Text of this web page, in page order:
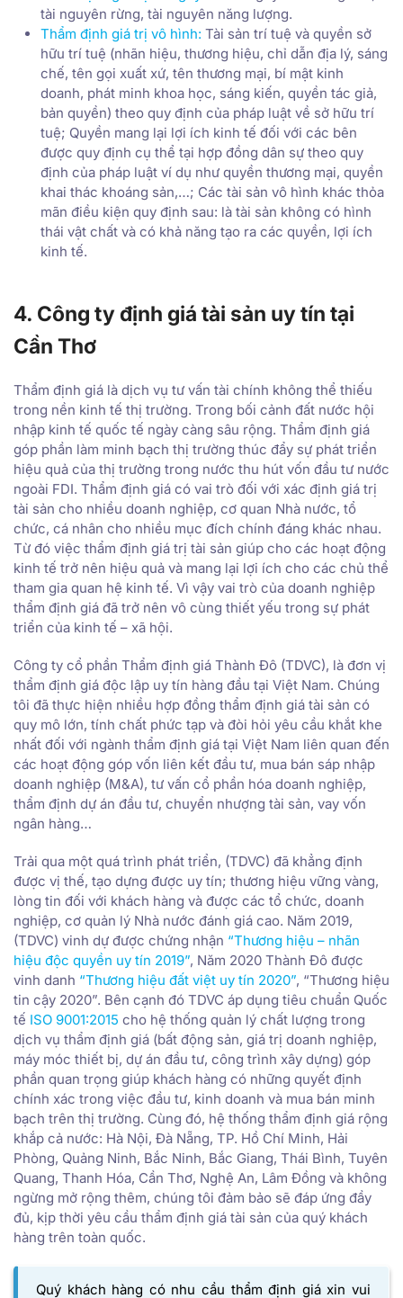
tài nguyên rừng, tài nguyên năng lượng.
Thẩm định giá trị vô hình: Tài sản trí tuệ và quyền sở
hữu trí tuệ (nhãn hiệu, thương hiệu, chỉ dẫn địa lý, sáng
chế, tên gọi xuất xứ, tên thương mại, bí mật kinh
doanh, phát minh khoa học, sáng kiến, quyền tác giả,
bản quyền) theo quy định của pháp luật về sở hữu trí
tuệ; Quyền mang lại lợi ích kinh tế đối với các bên
được quy định cụ thể tại hợp đồng dân sự theo quy
định của pháp luật ví dụ như quyền thương mại, quyền
khai thác khoáng sản,…; Các tài sản vô hình khác thỏa
mãn điều kiện quy định sau: là tài sản không có hình
thái vật chất và có khả năng tạo ra các quyền, lợi ích
kinh tế.
4. Công ty định giá tài sản uy tín tại
Cần Thơ
Thẩm định giá là dịch vụ tư vấn tài chính không thể thiếu
trong nền kinh tế thị trường. Trong bối cảnh đất nước hội
nhập kinh tế quốc tế ngày càng sâu rộng. Thẩm định giá
góp phần làm minh bạch thị trường thúc đẩy sự phát triển
hiệu quả của thị trường trong nước thu hút vốn đầu tư nước
ngoài FDI. Thẩm định giá có vai trò đối với xác định giá trị
tài sản cho nhiều doanh nghiệp, cơ quan Nhà nước, tổ
chức, cá nhân cho nhiều mục đích chính đáng khác nhau.
Từ đó việc thẩm định giá trị tài sản giúp cho các hoạt động
kinh tế trở nên hiệu quả và mang lại lợi ích cho các chủ thể
tham gia quan hệ kinh tế. Vì vậy vai trò của doanh nghiệp
thẩm định giá đã trở nên vô cùng thiết yếu trong sự phát
triển của kinh tế – xã hội.
Công ty cổ phần Thẩm định giá Thành Đô (TDVC), là đơn vị
thẩm định giá độc lập uy tín hàng đầu tại Việt Nam. Chúng
tôi đã thực hiện nhiều hợp đồng thẩm định giá tài sản có
quy mô lớn, tính chất phức tạp và đòi hỏi yêu cầu khắt khe
nhất đối với ngành thẩm định giá tại Việt Nam liên quan đến
các hoạt động góp vốn liên kết đầu tư, mua bán sáp nhập
doanh nghiệp (M&A), tư vấn cổ phần hóa doanh nghiệp,
thẩm định dự án đầu tư, chuyển nhượng tài sản, vay vốn
ngân hàng…
Trải qua một quá trình phát triển, (TDVC) đã khẳng định
được vị thế, tạo dựng được uy tín; thương hiệu vững vàng,
lòng tin đối với khách hàng và được các tổ chức, doanh
nghiệp, cơ quản lý Nhà nước đánh giá cao. Năm 2019,
(TDVC) vinh dự được chứng nhận “Thương hiệu – nhãn
hiệu độc quyền uy tín 2019”, Năm 2020 Thành Đô được
vinh danh “Thương hiệu đất việt uy tín 2020”, “Thương hiệu
tin cậy 2020”. Bên cạnh đó TDVC áp dụng tiêu chuẩn Quốc
tế ISO 9001:2015 cho hệ thống quản lý chất lượng trong
dịch vụ thẩm định giá (bất động sản, giá trị doanh nghiệp,
máy móc thiết bị, dự án đầu tư, công trình xây dựng) góp
phần quan trọng giúp khách hàng có những quyết định
chính xác trong việc đầu tư, kinh doanh và mua bán minh
bạch trên thị trường. Cùng đó, hệ thống thẩm định giá rộng
khắp cả nước: Hà Nội, Đà Nẵng, TP. Hồ Chí Minh, Hải
Phòng, Quảng Ninh, Bắc Ninh, Bắc Giang, Thái Bình, Tuyên
Quang, Thanh Hóa, Cần Thơ, Nghệ An, Lâm Đồng và không
ngừng mở rộng thêm, chúng tôi đảm bảo sẽ đáp ứng đầy
đủ, kịp thời yêu cầu thẩm định giá tài sản của quý khách
hàng trên toàn quốc.
Quý khách hàng có nhu cầu thẩm định giá xin vui